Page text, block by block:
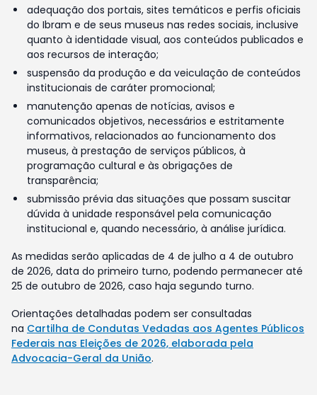
adequação dos portais, sites temáticos e perfis oficiais
do Ibram e de seus museus nas redes sociais, inclusive
quanto à identidade visual, aos conteúdos publicados e
aos recursos de interação;
suspensão da produção e da veiculação de conteúdos
institucionais de caráter promocional;
manutenção apenas de notícias, avisos e
comunicados objetivos, necessários e estritamente
informativos, relacionados ao funcionamento dos
museus, à prestação de serviços públicos, à
programação cultural e às obrigações de
transparência;
submissão prévia das situações que possam suscitar
dúvida à unidade responsável pela comunicação
institucional e, quando necessário, à análise jurídica.
As medidas serão aplicadas de 4 de julho a 4 de outubro
de 2026, data do primeiro turno, podendo permanecer até
25 de outubro de 2026, caso haja segundo turno.
Orientações detalhadas podem ser consultadas
na Cartilha de Condutas Vedadas aos Agentes Públicos
Federais nas Eleições de 2026, elaborada pela
Advocacia-Geral da União.